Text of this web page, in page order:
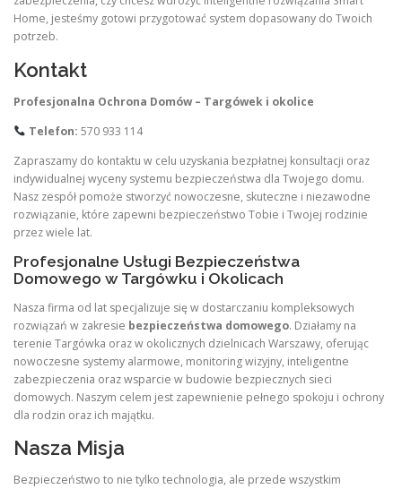
Home, jesteśmy gotowi przygotować system dopasowany do Twoich
potrzeb.
Kontakt
Profesjonalna Ochrona Domów – Targówek i okolice
Telefon: 570 933 114
Zapraszamy do kontaktu w celu uzyskania bezpłatnej konsultacji oraz
indywidualnej wyceny systemu bezpieczeństwa dla Twojego domu.
Nasz zespół pomoże stworzyć nowoczesne, skuteczne i niezawodne
rozwiązanie, które zapewni bezpieczeństwo Tobie i Twojej rodzinie
przez wiele lat.
Profesjonalne Usługi Bezpieczeństwa
Domowego w Targówku i Okolicach
Nasza firma od lat specjalizuje się w dostarczaniu kompleksowych
rozwiązań w zakresie bezpieczeństwa domowego. Działamy na
terenie Targówka oraz w okolicznych dzielnicach Warszawy, oferując
nowoczesne systemy alarmowe, monitoring wizyjny, inteligentne
zabezpieczenia oraz wsparcie w budowie bezpiecznych sieci
domowych. Naszym celem jest zapewnienie pełnego spokoju i ochrony
dla rodzin oraz ich majątku.
Nasza Misja
Bezpieczeństwo to nie tylko technologia, ale przede wszystkim